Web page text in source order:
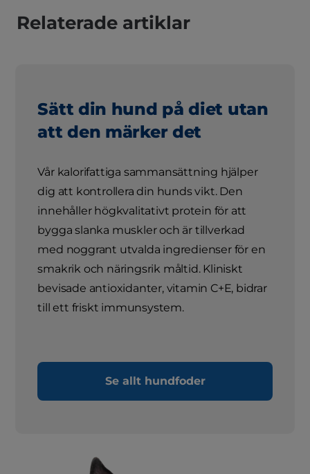
Relaterade artiklar
Sätt din hund på diet utan
att den märker det
Vår kalorifattiga sammansättning hjälper
dig att kontrollera din hunds vikt. Den
innehåller högkvalitativt protein för att
bygga slanka muskler och är tillverkad
med noggrant utvalda ingredienser för en
smakrik och näringsrik måltid. Kliniskt
bevisade antioxidanter, vitamin C+E, bidrar
till ett friskt immunsystem.
Se allt hundfoder